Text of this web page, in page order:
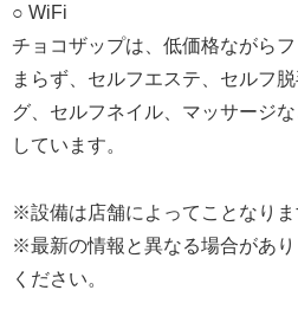
○ WiFi
チョコザップは、低価格ながら
まらず、セルフエステ、セルフ
グ、セルフネイル、マッサージ
しています。
※設備は店舗によってことなりま
※最新の情報と異なる場合があ
ください。